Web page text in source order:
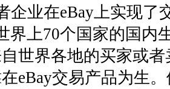
企业在eBay上实现了
界上70个国家的国内
世界各地的买家或
eBay交易产品为生